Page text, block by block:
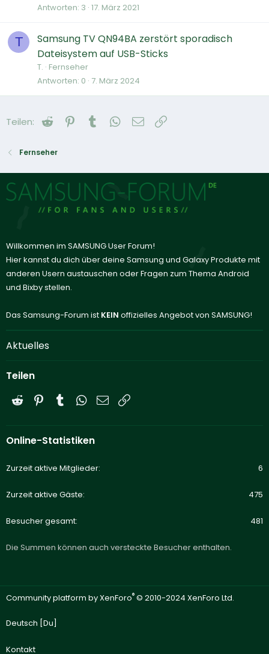
Antworten 3 17. März 2021
T
Samsung TV QN94BA zerstört sporadisch
Dateisystem auf USB-Sticks
T. Fernseher
Antworten 0 7. März 2024
Teilen: Reddit Pinterest
Tumblr WhatsApp
E-Mail
Fernseher
Willkommen im SAMSUNG User Forum!
Hier kannst du dich über deine Samsung und Galaxy Produkte mit
anderen Usern austauschen oder Fragen zum Thema Android
und Bixby stellen.
Das Samsung-Forum ist KEIN offizielles Angebot von SAMSUNG!
Aktuelles
Teilen
Reddit PinterestTumblrWhatsApp
E-Mail
Online-Statistiken
Zurzeit aktive Mitglieder 6
Zurzeit aktive Gäste 475
Besucher gesamt 481
Die Summen können auch versteckte Besucher enthalten.
Community platform by XenForo® © 2010-2024 XenForo Ltd.
Deutsch [Du]
Kontakt